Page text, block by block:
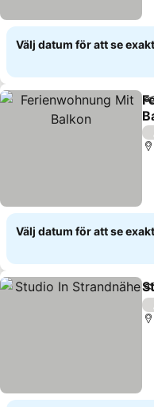
Välj datum för att se
Välj datum för att se